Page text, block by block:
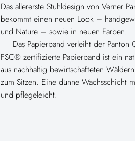
Das allererste Stuhldesign von Verner
bekommt einen neuen Look –
und Nature – sowie in neuen Farben.
Das Papierband verleiht der
FSC® zertifizierte Papierband ist ein
aus nachhaltig bewirtschafteten
zum Sitzen. Eine dünne Wachsschicht
und pflegeleicht.